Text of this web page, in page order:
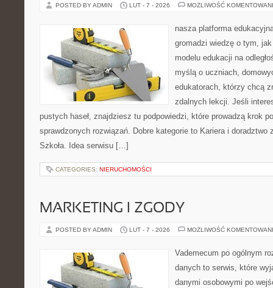
POSTED BY ADMIN LUT - 7 - 2026 MOŻLIWOŚĆ
nasza platforma
gromadzi wiedzę o tym,
modelu edukacji na
myślą o uczniach,
edukatorach, którzy chcą
zdalnych lekcji. Jeśli
pustych haseł, znajdziesz tu podpowiedzi, które prowadzą krok
sprawdzonych rozwiązań. Dobre kategorie to Kariera i doradztwo
Szkoła. Idea serwisu […]
CATEGORIES: NIERUCHOMOŚCI
MARKETING I ZGODY
POSTED BY ADMIN LUT - 7 - 2026 MOŻLIWOŚĆ
Vademecum po ogólnym
danych to serwis, które
danymi osobowymi po